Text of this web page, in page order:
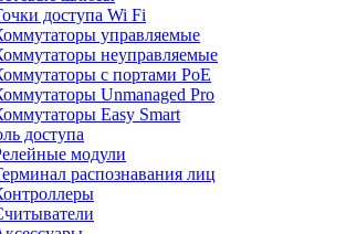
доступа Wi Fi
управляемые
неуправляемые
с портами PoE
Unmanaged Pro
Easy Smart
доступа
модули
распознавания лиц